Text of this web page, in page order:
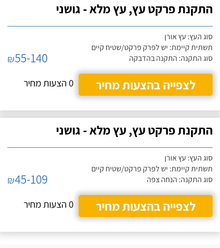
התקנת פרקט עץ, עץ מלא - גושני
סוג העץ: עץ אורן
תשתית קיימת: יש לפרק פרקט/שטיח קיים
סוג התקנה: התקנה בהדבקה
₪55-140
לצפייה בהצעות מחיר
0 הצעות מחיר
התקנת פרקט עץ, עץ מלא - גושני
סוג העץ: עץ אורן
תשתית קיימת: יש לפרק פרקט/שטיח קיים
סוג התקנה: הנחה צפה
₪45-109
לצפייה בהצעות מחיר
0 הצעות מחיר